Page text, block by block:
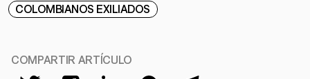
COLOMBIANOS EXILIADOS
COMPARTIR ARTÍCULO